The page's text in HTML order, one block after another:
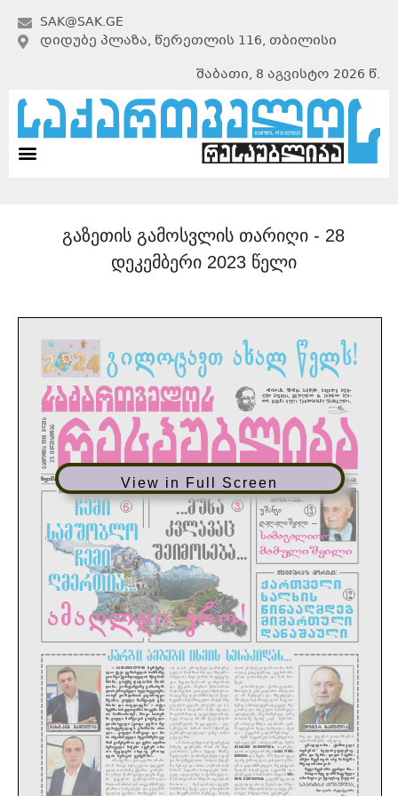
SAK@SAK.GE
ᲓᲘᲓᲣᲑᲔ ᲞᲚᲐᲖᲐ, ᲬᲔᲠᲔᲗᲚᲘᲡ 116, ᲗᲑᲘᲚᲘᲡᲘ
შაბათი, 8 აგვისტო 2026 წ.
გაზეთის გამოსვლის თარიღი - 28
დეკემბერი 2023 წელი
View in Full Screen